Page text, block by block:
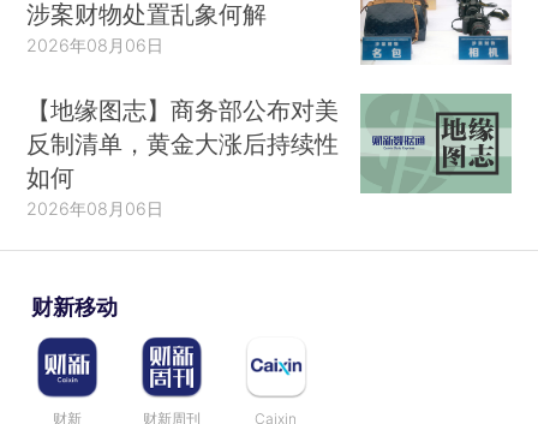
涉案财物处置乱象何解
2026年08月06日
【地缘图志】商务部公布对美
反制清单，黄金大涨后持续性
如何
2026年08月06日
财新移动
财新 财新周刊 Caixin